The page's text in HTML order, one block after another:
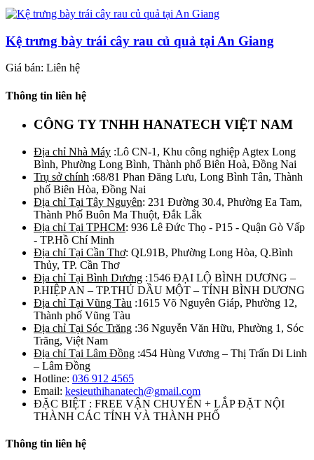
Kệ trưng bày trái cây rau củ quả tại An Giang
Giá bán: Liên hệ
Thông tin liên hệ
CÔNG TY TNHH HANATECH VIỆT NAM
Địa chỉ Nhà Máy :Lô CN-1, Khu công nghiệp Agtex Long
Bình, Phường Long Bình, Thành phố Biên Hoà, Đồng Nai
Trụ sở chính :68/81 Phan Đăng Lưu, Long Bình Tân, Thành
phố Biên Hòa, Đồng Nai
Địa chỉ Tại Tây Nguyên: 231 Đường 30.4, Phường Ea Tam,
Thành Phố Buôn Ma Thuột, Đắk Lắk
Địa chỉ Tại TPHCM: 936 Lê Đức Thọ - P15 - Quận Gò Vấp
- TP.Hồ Chí Minh
Địa chỉ Tại Cần Thơ: QL91B, Phường Long Hòa, Q.Bình
Thủy, TP. Cần Thơ
Địa chỉ Tại Bình Dương :1546 ĐẠI LỘ BÌNH DƯƠNG –
P.HIỆP AN – TP.THỦ DẦU MỘT – TỈNH BÌNH DƯƠNG
Địa chỉ Tại Vũng Tàu :1615 Võ Nguyên Giáp, Phường 12,
Thành phố Vũng Tàu
Địa chỉ Tại Sóc Trăng :36 Nguyễn Văn Hữu, Phường 1, Sóc
Trăng, Việt Nam
Địa chỉ Tại Lâm Đồng :454 Hùng Vương – Thị Trấn Di Linh
– Lâm Đồng
Hotline: 036 912 4565
Email: kesieuthihanatech@gmail.com
ĐẶC BIỆT : FREE VẬN CHUYỂN + LẮP ĐẶT NỘI
THÀNH CÁC TỈNH VÀ THÀNH PHỐ
Thông tin liên hệ